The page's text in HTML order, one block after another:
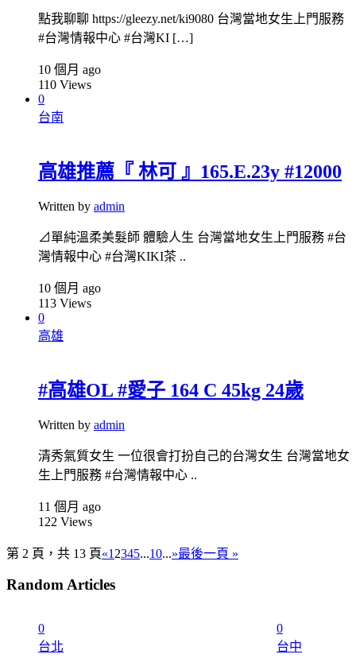
點我聊聊 https://gleezy.net/ki9080 台灣當地女生上門服務
#台灣情報中心 #台灣KI […]
10 個月 ago
110 Views
0
台南
高雄推薦『 林可 』165.E.23y #12000
Written by admin
⊿單純溫柔美髮師 體驗人生 台灣當地女生上門服務 #台
灣情報中心 #台灣KIKI茶 ..
10 個月 ago
113 Views
0
高雄
#高雄OL #愛子 164 C 45kg 24歲
Written by admin
清秀氣質女生 一位很會打扮自己的台灣女生 台灣當地女
生上門服務 #台灣情報中心 ..
11 個月 ago
122 Views
第 2 頁，共 13 頁«1 2345...10...»最後一頁 »
Random Articles
0
台北
0
台中